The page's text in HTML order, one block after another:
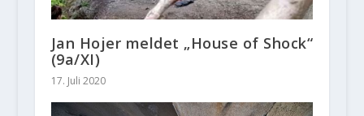
Jan Hojer meldet „House of Shock“
(9a/XI)
17. Juli 2020